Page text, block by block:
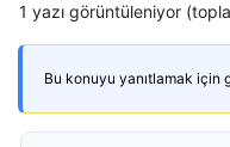
1 yazı görüntüleniyor
Bu konuyu yanıtlamak için